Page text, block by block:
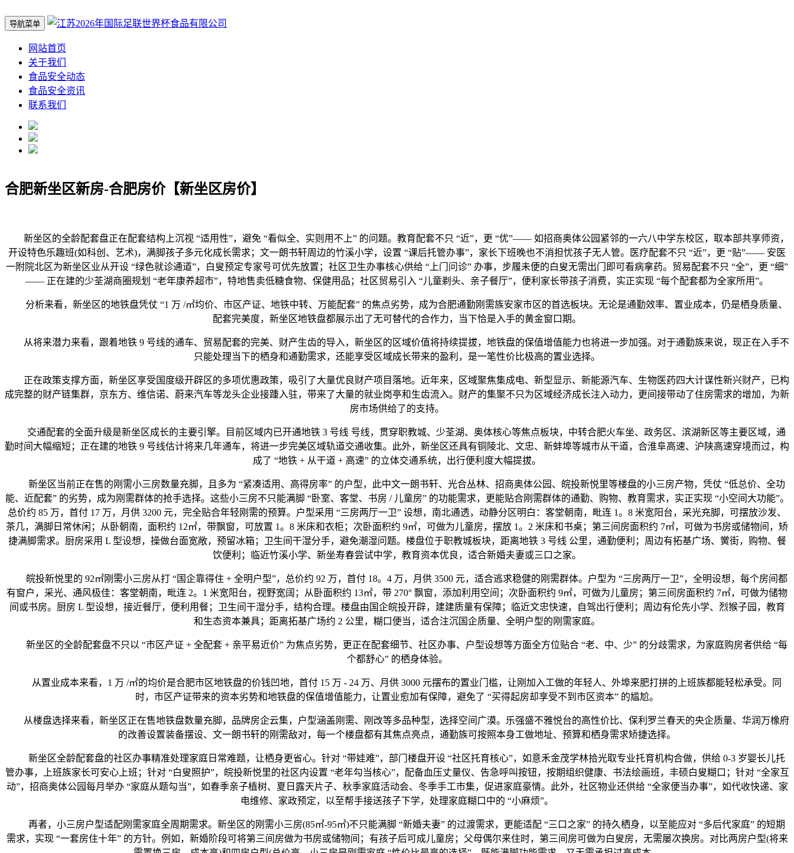
导航菜单
网站首页
关于我们
食品安全动态
食品安全资讯
联系我们
合肥新坐区新房-合肥房价【新坐区房价】
新坐区的全龄配套盘正在配套结构上沉视 “适用性”，避免 “看似全、实则用不上” 的问题。教育配套不只 “近”，更 “优”—— 如招商奥体公园紧邻的一六八中学东校区，取本部共享师资，
开设特色乐趣班(如科创、艺术)，满脚孩子多元化成长需求；文一朗书轩周边的竹溪小学，设置 “课后托管办事”，家长下班晚也不消担忧孩子无人管。医疗配套不只 “近”，更 “贴”—— 安医
一附院北区为新坐区业从开设 “绿色就诊通道”，白叟预定专家号可优先放置；社区卫生办事核心供给 “上门问诊” 办事，步履未便的白叟无需出门即可看病拿药。贸易配套不只 “全”，更 “细”
—— 正在建的少荃湖商圈规划 “老年康养超市”，特地售卖低糖食物、保健用品；社区贸易引入 “儿童剃头、亲子餐厅”，便利家长带孩子消费，实正实现 “每个配套都为全家所用”。
分析来看，新坐区的地铁盘凭仗 “1 万 /㎡均价、市区产证、地铁中转、万能配套” 的焦点劣势，成为合肥通勤刚需族安家市区的首选板块。无论是通勤效率、置业成本，仍是栖身质量、
配套完美度，新坐区地铁盘都展示出了无可替代的合作力，当下恰是入手的黄金窗口期。
从将来潜力来看，跟着地铁 9 号线的通车、贸易配套的完美、财产生齿的导入，新坐区的区域价值将持续提拔，地铁盘的保值增值能力也将进一步加强。对于通勤族来说，现正在入手不
只能处理当下的栖身和通勤需求，还能享受区域成长带来的盈利，是一笔性价比极高的置业选择。
正在政策支撑方面，新坐区享受国度级开辟区的多项优惠政策，吸引了大量优良财产项目落地。近年来，区域聚焦集成电、新型显示、新能源汽车、生物医药四大计谋性新兴财产，已构
成完整的财产链集群，京东方、维信诺、蔚来汽车等龙头企业接踵入驻，带来了大量的就业岗亭和生齿流入。财产的集聚不只为区域经济成长注入动力，更间接带动了住房需求的增加，为新
房市场供给了的支持。
交通配套的全面升级是新坐区成长的主要引擎。目前区域内已开通地铁 3 号线 号线，贯穿职教城、少荃湖、奥体核心等焦点板块，中转合肥火车坐、政务区、滨湖新区等主要区域，通
勤时间大幅缩短；正在建的地铁 9 号线估计将来几年通车，将进一步完美区域轨道交通收集。此外，新坐区还具有铜陵北、文忠、新蚌埠等城市从干道，合淮阜高速、沪陕高速穿境而过，构
成了 “地铁 + 从干道 + 高速” 的立体交通系统，出行便利度大幅提拔。
新坐区当前正在售的刚需小三房数量充脚，且多为 “紧凑适用、高得房率” 的户型，此中文一朗书轩、光合丛林、招商奥体公园、皖投新悦里等楼盘的小三房产物，凭仗 “低总价、全功
能、近配套” 的劣势，成为刚需群体的抢手选择。这些小三房不只能满脚 “卧室、客堂、书房 / 儿童房” 的功能需求，更能贴合刚需群体的通勤、购物、教育需求，实正实现 “小空间大功能”。
总价约 85 万，首付 17 万，月供 3200 元，完全贴合年轻刚需的预算。户型采用 “三房两厅一卫” 设想，南北通透，动静分区明白：客堂朝南，毗连 1。8 米宽阳台，采光充脚，可摆放沙发、
茶几，满脚日常休闲；从卧朝南，面积约 12㎡，带飘窗，可放置 1。8 米床和衣柜；次卧面积约 9㎡，可做为儿童房，摆放 1。2 米床和书桌；第三间房面积约 7㎡，可做为书房或储物间，矫
捷满脚需求。厨房采用 L 型设想，操做台面宽敞，预留冰箱；卫生间干湿分手，避免潮湿问题。楼盘位于职教城板块，距离地铁 3 号线 公里，通勤便利；周边有拓基广场、黉街，购物、餐
饮便利；临近竹溪小学、新坐寿春尝试中学，教育资本优良，适合新婚夫妻或三口之家。
皖投新悦里的 92㎡刚需小三房从打 “国企靠得住 + 全明户型”，总价约 92 万，首付 18。4 万，月供 3500 元，适合逃求稳健的刚需群体。户型为 “三房两厅一卫”，全明设想，每个房间都
有窗户，采光、通风极佳：客堂朝南，毗连 2。1 米宽阳台，视野宽阔；从卧面积约 13㎡，带 270° 飘窗，添加利用空间；次卧面积约 9㎡，可做为儿童房；第三间房面积约 7㎡，可做为储物
间或书房。厨房 L 型设想，接近餐厅，便利用餐；卫生间干湿分手，结构合理。楼盘由国企皖投开辟，建建质量有保障；临近文忠快速，自驾出行便利；周边有伦先小学、烈猴子园，教育
和生态资本兼具；距离拓基广场约 2 公里，糊口便当，适合注沉国企质量、全明户型的刚需家庭。
新坐区的全龄配套盘不只以 “市区产证 + 全配套 + 亲平易近价” 为焦点劣势，更正在配套细节、社区办事、户型设想等方面全方位贴合 “老、中、少” 的分歧需求，为家庭购房者供给 “每
个都舒心” 的栖身体验。
从置业成本来看，1 万 /㎡的均价是合肥市区地铁盘的价钱凹地，首付 15 万 - 24 万、月供 3000 元摆布的置业门槛，让刚加入工做的年轻人、外埠来肥打拼的上班族都能轻松承受。同
时，市区产证带来的资本劣势和地铁盘的保值增值能力，让置业愈加有保障，避免了 “买得起房却享受不到市区资本” 的尴尬。
从楼盘选择来看，新坐区正在售地铁盘数量充脚，品牌房企云集，户型涵盖刚需、刚改等多品种型，选择空间广漠。乐强盛不雅悦台的高性价比、保利罗兰春天的央企质量、华润万橡府
的改善设置装备摆设、文一朗书轩的刚需敌对，每一个楼盘都有其焦点亮点，通勤族可按照本身工做地址、预算和栖身需求矫捷选择。
新坐区全龄配套盘的社区办事精准处理家庭日常难题，让栖身更省心。针对 “带娃难”，部门楼盘开设 “社区托育核心”，如意禾金茂学林拾光取专业托育机构合做，供给 0-3 岁婴长儿托
管办事，上班族家长可安心上班；针对 “白叟照护”，皖投新悦里的社区内设置 “老年勾当核心”，配备血压丈量仪、告急呼叫按钮，按期组织健康、书法绘画班，丰硕白叟糊口；针对 “全家互
动”，招商奥体公园每月举办 “家庭从题勾当”，如春季亲子植树、夏日露天片子、秋季家庭活动会、冬季手工市集，促进家庭豪情。此外，社区物业还供给 “全家便当办事”，如代收快递、家
电维修、家政预定，以至帮手接送孩子下学，处理家庭糊口中的 “小麻烦”。
再者，小三房户型适配刚需家庭全周期需求。新坐区的刚需小三房(85㎡-95㎡)不只能满脚 “新婚夫妻” 的过渡需求，更能适配 “三口之家” 的持久栖身，以至能应对 “多后代家庭” 的短期
需求，实现 “一套房住十年” 的方针。例如，新婚阶段可将第三间房做为书房或储物间；有孩子后可成儿童房；父母偶尔来住时，第三间房可做为白叟房，无需屡次换房。对比两房户型(将来